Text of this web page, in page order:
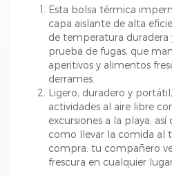
Esta bolsa térmica
capa aislante de alta
de temperatura duradera
prueba de fugas, que
aperitivos y alimentos
derrames.
Ligero, duradero y
actividades al aire libre
excursiones a la playa,
como llevar la comida al
compra: tu compañero
frescura en cualquier